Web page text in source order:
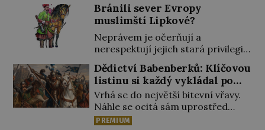
Bránili sever Evropy
muslimští Lipkové?
Neprávem je očerňují a
nerespektují jejich stará privilegia.
dohodnutý žold! Lipkové proti
těmto „podrazům“ hlasitě
protestují, jenže spravedlnosti
nedosáhnou. Proto se rozhodnou
vypovědět polské koruně
Dědictví Babenberků: Klíčovou
listinu si každý vykládal po
svém
Vrhá se do největší bitevní vřavy.
Náhle se ocitá sám uprostřed
nepřátel. Nikdo z jeho věrných si
PREMIUM